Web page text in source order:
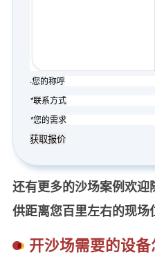
·您的称呼
*联系方式
*您的需求
还有更多的沙场案例欢
供距离您百里左右的现场
开沙场需要的设